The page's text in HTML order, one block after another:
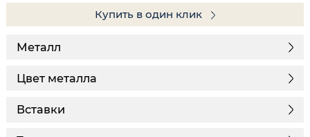
Купить в один клик
Металл
Цвет металла
Вставки